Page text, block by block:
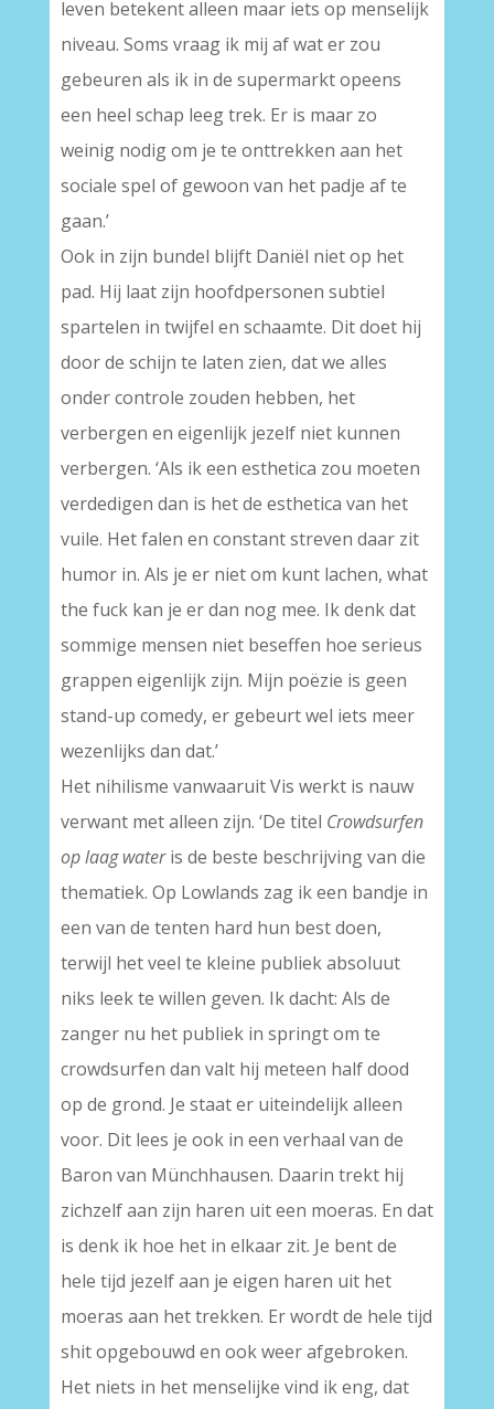
leven betekent alleen maar iets op menselijk
niveau. Soms vraag ik mij af wat er zou
gebeuren als ik in de supermarkt opeens
een heel schap leeg trek. Er is maar zo
weinig nodig om je te onttrekken aan het
sociale spel of gewoon van het padje af te
gaan.’
Ook in zijn bundel blijft Daniël niet op het
pad. Hij laat zijn hoofdpersonen subtiel
spartelen in twijfel en schaamte. Dit doet hij
door de schijn te laten zien, dat we alles
onder controle zouden hebben, het
verbergen en eigenlijk jezelf niet kunnen
verbergen. ‘Als ik een esthetica zou moeten
verdedigen dan is het de esthetica van het
vuile. Het falen en constant streven daar zit
humor in. Als je er niet om kunt lachen, what
the fuck kan je er dan nog mee. Ik denk dat
sommige mensen niet beseffen hoe serieus
grappen eigenlijk zijn. Mijn poëzie is geen
stand-up comedy, er gebeurt wel iets meer
wezenlijks dan dat.’
Het nihilisme vanwaaruit Vis werkt is nauw
verwant met alleen zijn. ‘De titel Crowdsurfen
op laag wateris de beste beschrijving van die
thematiek. Op Lowlands zag ik een bandje in
een van de tenten hard hun best doen,
terwijl het veel te kleine publiek absoluut
niks leek te willen geven. Ik dacht: Als de
zanger nu het publiek in springt om te
crowdsurfen dan valt hij meteen half dood
op de grond. Je staat er uiteindelijk alleen
voor. Dit lees je ook in een verhaal van de
Baron van Münchhausen. Daarin trekt hij
zichzelf aan zijn haren uit een moeras. En dat
is denk ik hoe het in elkaar zit. Je bent de
hele tijd jezelf aan je eigen haren uit het
moeras aan het trekken. Er wordt de hele tijd
shit opgebouwd en ook weer afgebroken.
Het niets in het menselijke vind ik eng, dat